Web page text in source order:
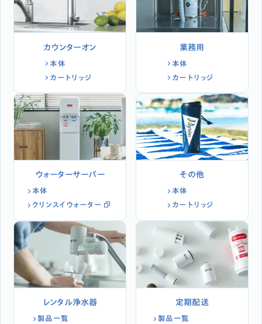
カウンターオン
本体
カートリッジ
業務用
本体
カートリッジ
ウォーターサーバー
本体
クリンスイウォーター
その他
本体
カートリッジ
レンタル浄水器
製品一覧
定期配送
製品一覧